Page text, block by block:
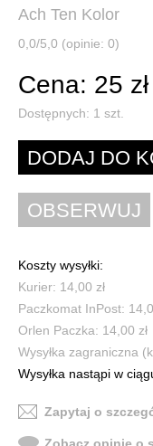
Ach Ten Kolor
0,0/5,0 (opinie: 0)
Cena: 25 zł
Dostępnych: 1 szt.
Koszty wysyłki:
Kurier: 14,00 zł
Paczkomat InPost:
Orlen Paczka: 14,00 zł
Wysyłka zagraniczna
Wysyłka nastąpi w
Zapytaj o